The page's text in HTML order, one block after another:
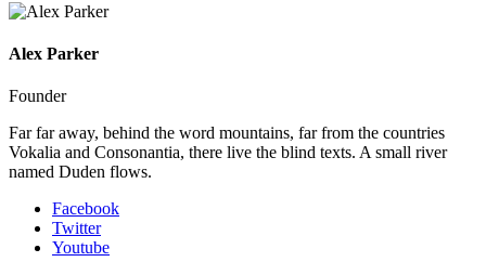
Alex Parker
Founder
Far far away, behind the word mountains, far from the countries
Vokalia and Consonantia, there live the blind texts. A small river
named Duden flows.
Facebook
Twitter
Youtube